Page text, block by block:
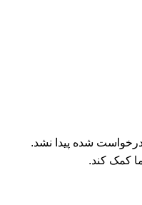
شده پیدا نشد.
کمک کند.